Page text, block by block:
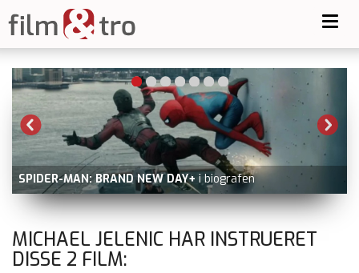
SPIDER-MAN: BRAND NEW DAY+ i biografen
MICHAEL JELENIC HAR INSTRUERET
DISSE 2 FILM: